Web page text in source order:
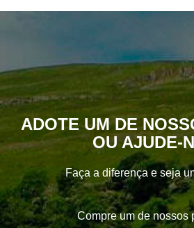
ADOTE UM DE
OU AJUDE-
Faça a diferença e seja
Compre um de nossos